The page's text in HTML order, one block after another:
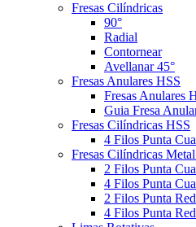
Fresas Cilíndricas
90°
Radial
Contornear
Avellanar 45°
Fresas Anulares HSS
Fresas Anulares
Guia Fresa
Fresas Cilíndricas HSS
4 Filos Punta
Fresas Cilíndricas
2 Filos Punta
4 Filos Punta
2 Filos Punta
4 Filos Punta